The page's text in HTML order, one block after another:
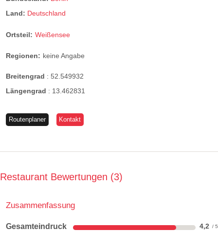
Land: Deutschland
Ortsteil: Weißensee
Regionen: keine Angabe
Breitengrad : 52.549932
Längengrad : 13.462831
Routenplaner Kontakt
Restaurant Bewertungen 3
Zusammenfassung
Gesamteindruck 4,2